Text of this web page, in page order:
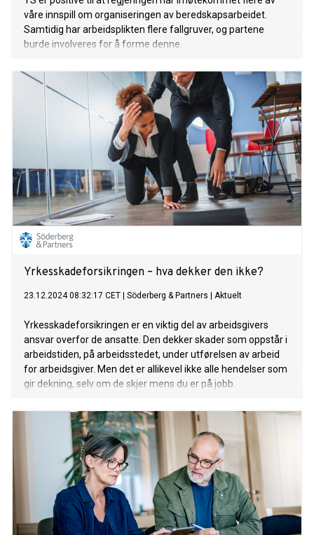
våre innspill om organiseringen av beredskapsarbeidet.
Samtidig har arbeidsplikten flere fallgruver, og partene
burde involveres for å forme denne.
Yrkesskadeforsikringen – hva dekker den ikke?
23.12.2024 08:32:17 CET Söderberg & Partners Aktuelt
Yrkesskadeforsikringen er en viktig del av arbeidsgivers
ansvar overfor de ansatte. Den dekker skader som oppstår i
arbeidstiden, på arbeidsstedet, under utførelsen av arbeid
for arbeidsgiver. Men det er allikevel ikke alle hendelser som
gir dekning, selv om de skjer mens du er på jobb.